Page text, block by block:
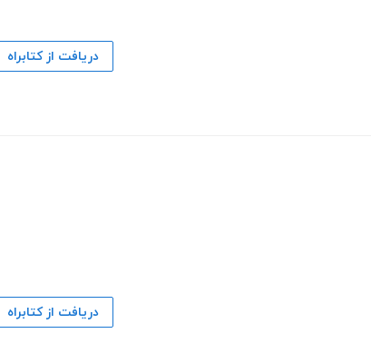
دریافت از کتابراه
دریافت از کتابراه